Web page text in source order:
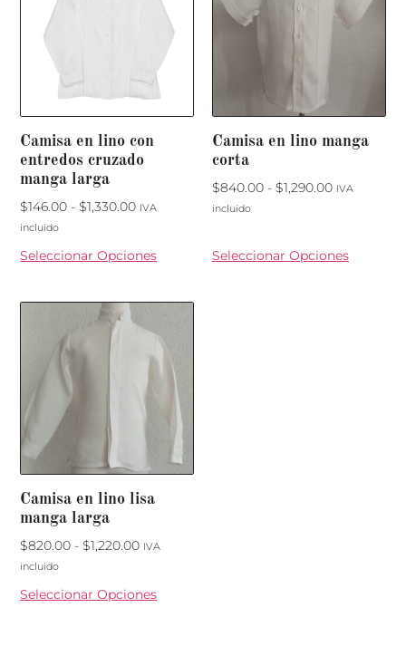
Camisa en lino con
entredos cruzado
manga larga
$146.00 - $1,330.00 IVA
incluido
Seleccionar Opciones
Camisa en lino manga
corta
$840.00 - $1,290.00 IVA
incluido
Seleccionar Opciones
Camisa en lino lisa
manga larga
$820.00 - $1,220.00 IVA
incluido
Seleccionar Opciones